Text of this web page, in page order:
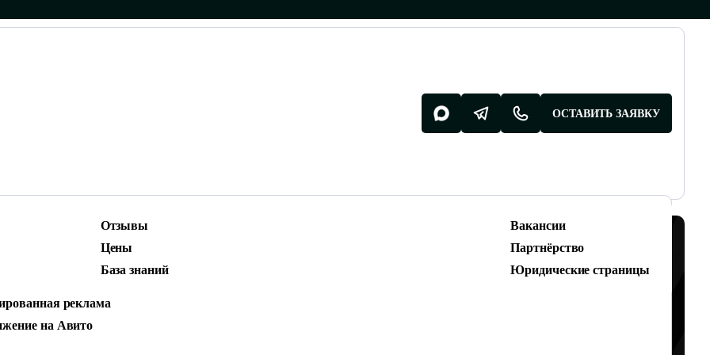
реклама
на Авито
Разработка поддержка
Техническая поддержка сайтов
Отзывы
Цены
База знаний
Вакансии
Партнёрство
Юридические страницы
ОСТАВИТЬ ЗАЯВКУ
BOUNCE И ПОЧЕМУ ОН